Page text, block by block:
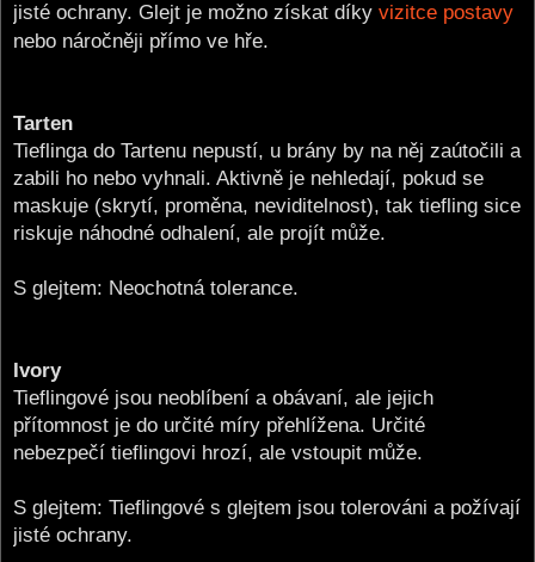
jisté ochrany. Glejt je možno získat díky vizitce postavy
nebo náročněji přímo ve hře.
Tarten
Tieflinga do Tartenu nepustí, u brány by na něj zaútočili a
zabili ho nebo vyhnali. Aktivně je nehledají, pokud se
maskuje (skrytí, proměna, neviditelnost), tak tiefling sice
riskuje náhodné odhalení, ale projít může.
S glejtem: Neochotná tolerance.
Ivory
Tieflingové jsou neoblíbení a obávaní, ale jejich
přítomnost je do určité míry přehlížena. Určité
nebezpečí tieflingovi hrozí, ale vstoupit může.
S glejtem: Tieflingové s glejtem jsou tolerováni a požívají
jisté ochrany.